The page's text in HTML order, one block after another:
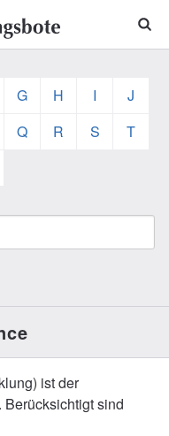
G H I
J
Q R S
T
ist der
sind